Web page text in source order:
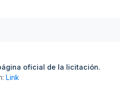
oficial de la licitación.
Link